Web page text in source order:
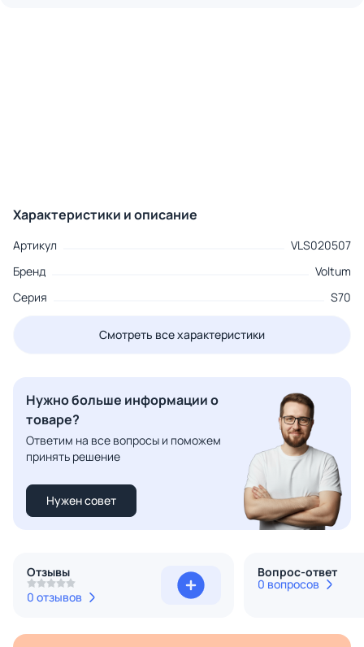
Характеристики и описание
Артикул
VLS020507
Бренд
Voltum
Серия
S70
Смотреть все характеристики
Нужно больше информации о
товаре?
Ответим на все вопросы и поможем
принять решение
Нужен совет
Отзывы
0 отзывов
Вопрос-ответ
0 вопросов